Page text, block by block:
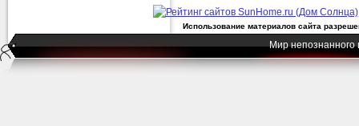
Использование материалов сайта
Мир непознанного